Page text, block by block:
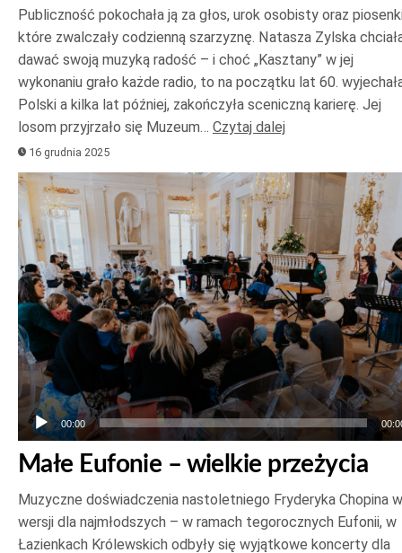
Publiczność pokochała ją za głos, urok osobisty oraz
które zwalczały codzienną szarzyznę. Natasza Zylska
dawać swoją muzyką radość – i choć „Kasztany” w jej
wykonaniu grało każde radio, to na początku lat 60.
Polski a kilka lat później, zakończyła sceniczną karierę. Jej
losom przyjrzało się Muzeum… Czytaj dalej
16 grudnia 2025
Odtwarzacz
plików
dźwiękowych
00:00
Małe Eufonie – wielkie przeżycia
Muzyczne doświadczenia nastoletniego Fryderyka Chopina w
wersji dla najmłodszych – w ramach tegorocznych Eufonii, w
Łazienkach Królewskich odbyły się wyjątkowe koncerty dla